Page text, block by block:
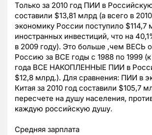
Только за 2010 год ПИИ в
составили $13,81 млрд (а всего в
экономику России поступило $114,7
иностранных инвестиций, что на
в 2009 году). Это больше ,чем ВЕСЬ
Россию за ВСЕ годы с 1988 по 1999
года ВСЕ НАКОПЛЕННЫЕ ПИИ в
$12,8 млрд.). Для сравнения: ПИИ в
Китая за 2010 год составили $105,7
пересчете на душу населения,
каждую российскую душу.
Средняя зарплата